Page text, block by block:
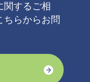
関するご相
ちらからお問